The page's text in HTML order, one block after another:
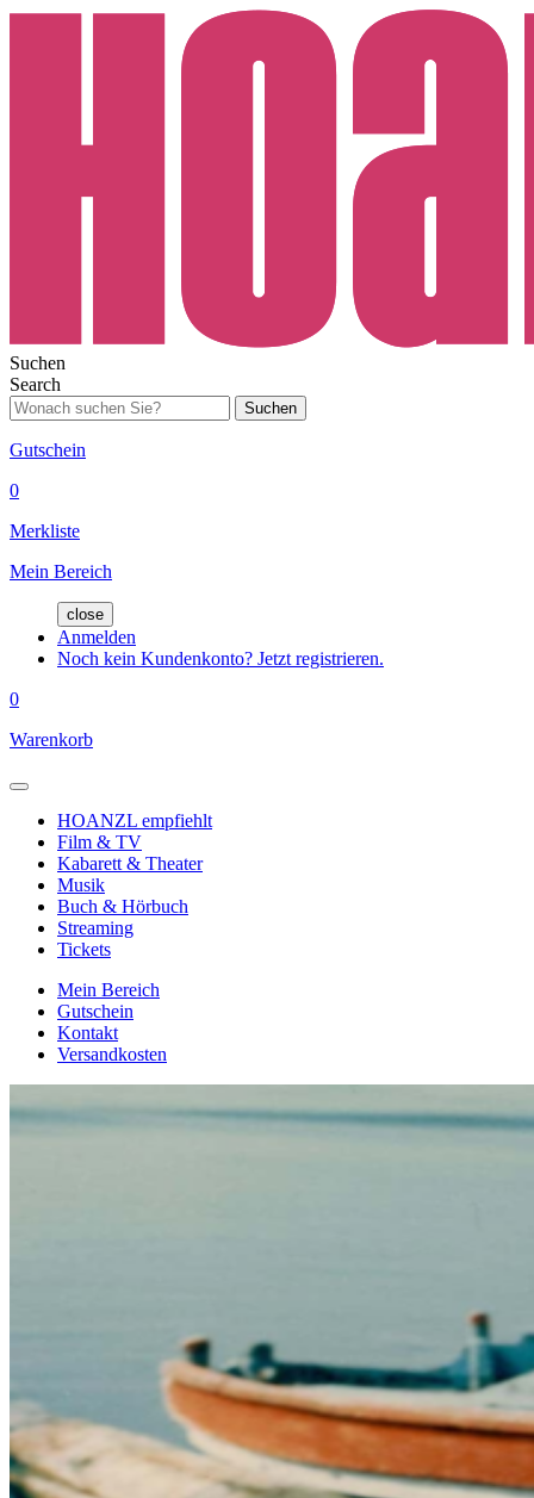
Suchen
Search
Suchen
Gutschein
0
Merkliste
Mein Bereich
close
Anmelden
Noch kein Kundenkonto? Jetzt registrieren.
0
Warenkorb
HOANZL empfiehlt
Film & TV
Kabarett & Theater
Musik
Buch & Hörbuch
Streaming
Tickets
Mein Bereich
Gutschein
Kontakt
Versandkosten